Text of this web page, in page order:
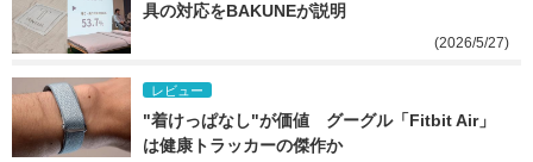
具の対応をBAKUNEが説明
(2026/5/27)
レビュー
"着けっぱなし"が価値　グーグル「Fitbit Air」
は健康トラッカーの傑作か